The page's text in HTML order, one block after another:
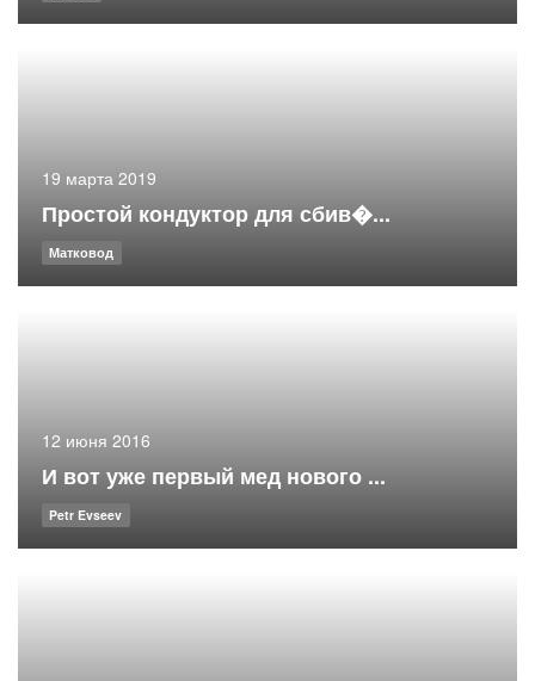
19 марта 2019
Простой кондуктор для сбив�...
Матковод
12 июня 2016
И вот уже первый мед нового ...
Petr Evseev